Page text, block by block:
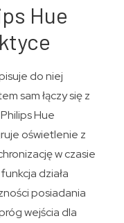
Hue
do niej
sam łączy się z
Hue
oświetlenie z
w czasie
działa
posiadania
wejścia dla